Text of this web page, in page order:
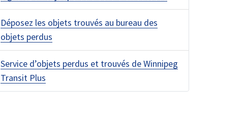
Déposez les objets trouvés au bureau des
objets perdus
Service d’objets perdus et trouvés de Winnipeg
Transit Plus